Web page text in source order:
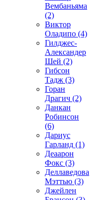
Вембаньяма
(2)
Виктор
Оладипо (4)
Гилджес-
Александер
Шей (2)
Гибсон
Тадж (3)
Горан
Драгич (2)
Данкан
Робинсон
(6)
Дариус
Гарланд (1)
Деаарон
Фокс (3)
Деллаведова
Мэттью (3)
Джейлен